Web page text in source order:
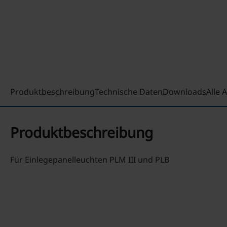
ProduktbeschreibungTechnische DatenDownloadsAlle
Produktbeschreibung
Für Einlegepanelleuchten PLM III und PLB